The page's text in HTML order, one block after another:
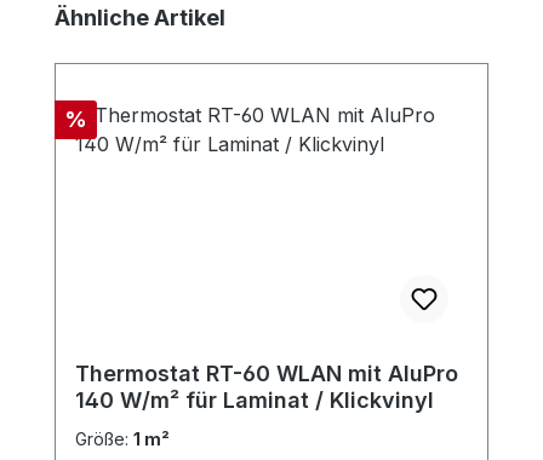
Produktgalerie überspringen
Ähnliche Artikel
Rabatt
%
Thermostat RT-60 WLAN mit AluPro
140 W/m² für Laminat / Klickvinyl
Größe: 1 m²